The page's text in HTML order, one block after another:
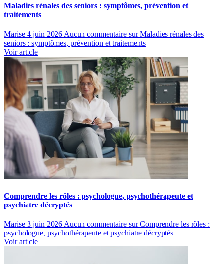
Maladies rénales des seniors : symptômes, prévention et
traitements
Marise 4 juin 2026 Aucun commentaire sur Maladies rénales des
seniors : symptômes, prévention et traitements
Voir article
Comprendre les rôles : psychologue, psychothérapeute et
psychiatre décryptés
Marise 3 juin 2026 Aucun commentaire sur Comprendre les rôles :
psychologue, psychothérapeute et psychiatre décryptés
Voir article